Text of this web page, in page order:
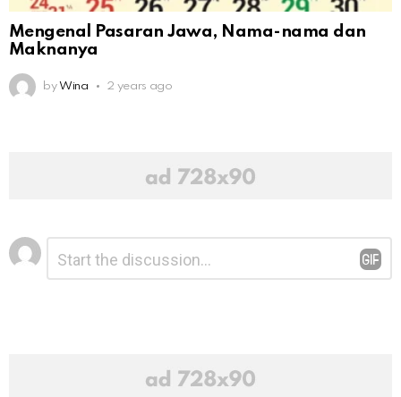
Mengenal Pasaran Jawa, Nama-nama dan
Maknanya
by Wina 2 years ago
Leave
a
Reply